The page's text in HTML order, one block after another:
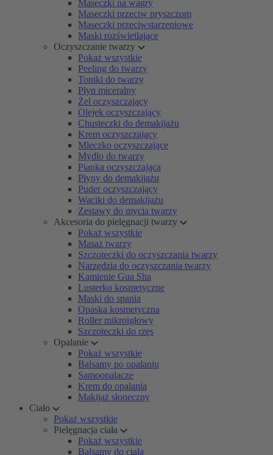
Maseczki na wągry
Maseczki przeciw pryszczom
Maseczki przeciwstarzeniowe
Maski rozświetlające
Oczyszczanie twarzy
Pokaż wszystkie
Peeling do twarzy
Toniki do twarzy
Płyn miceralny
Żel oczyszczający
Olejek oczyszczający
Chusteczki do demakijażu
Krem oczyszczający
Mleczko oczyszczające
Mydło do twarzy
Pianka oczyszczająca
Płyny do demakijażu
Puder oczyszczający
Waciki do demakijażu
Zestawy do mycia twarzy
Akcesoria do pielęgnacji twarzy
Pokaż wszystkie
Masaż twarzy
Szczoteczki do oczyszczania twarzy
Narzędzia do oczyszczania twarzy
Kamienie Gua Sha
Lusterko kosmetyczne
Maski do spania
Opaska kosmetyczna
Roller mikroigłowy
Szczoteczki do rzęs
Opalanie
Pokaż wszystkie
Balsamy po opalaniu
Samoopalacze
Krem do opalania
Makijaż słoneczny
Ciało
Pokaż wszystkie
Pielęgnacja ciała
Pokaż wszystkie
Balsamy do ciała